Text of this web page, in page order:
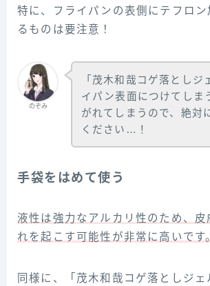
特に、フライパンの表側にテフロン
るものは要注意！
のぞみ
「茂木和哉コゲ落としジ
イパン表面につけてしま
がれてしまうので、絶対
ください…！
手袋をはめて使う
液性は強力なアルカリ性のため、皮
れを起こす可能性が非常に高いです
同様に、「茂木和哉コゲ落としジェ